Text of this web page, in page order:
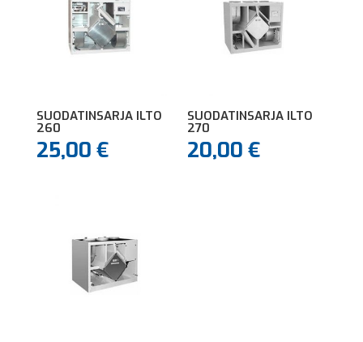
SUODATINSARJA ILTO
260
25,00 €
SUODATINSARJA ILTO
270
20,00€